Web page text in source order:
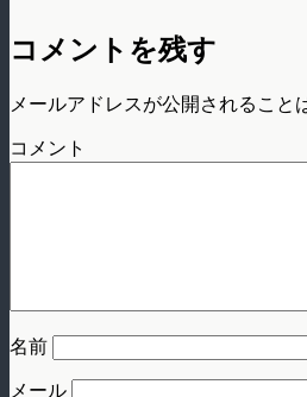
コメントを残す
メールアドレスが公開されること
コメント
名前
メール